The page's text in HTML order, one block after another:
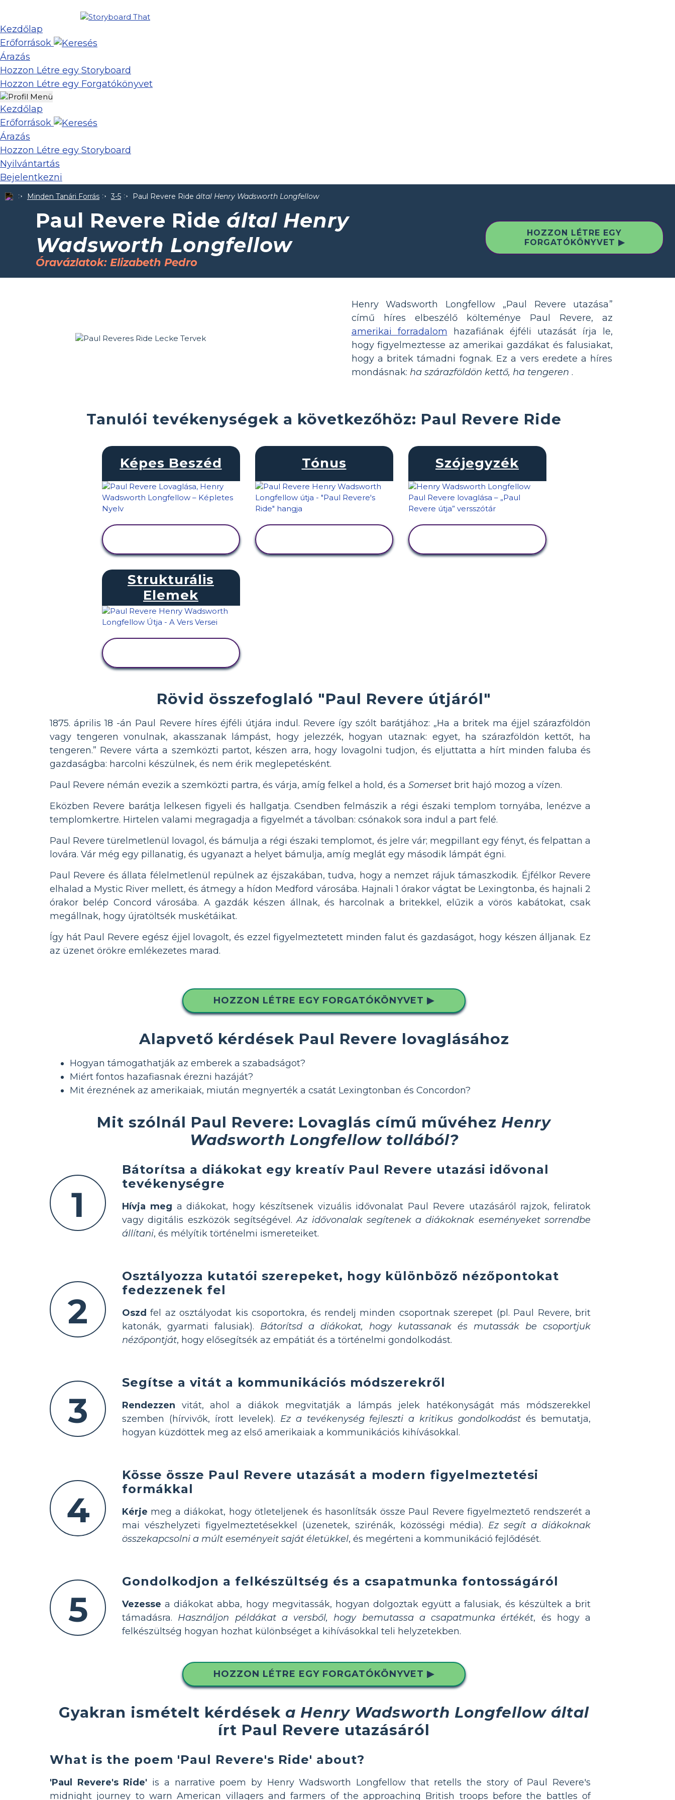
Kezdőlap
Erőforrások
Árazás
Hozzon Létre egy Storyboard
Hozzon Létre egy Forgatókönyvet
Kezdőlap
Erőforrások
Árazás
Hozzon Létre egy Storyboard
Nyilvántartás
Bejelentkezni
Minden Tanári Forrás 3-5 Paul Revere Ride által Henry Wadsworth Longfellow
Paul Revere Ride által Henry
Wadsworth Longfellow
Óravázlatok: Elizabeth Pedro
HOZZON LÉTRE EGY
FORGATÓKÖNYVET ▶
Henry Wadsworth Longfellow „Paul Revere utazása”
című híres elbeszélő költeménye Paul Revere, az
amerikai forradalom hazafiának éjféli utazását írja le,
hogy figyelmeztesse az amerikai gazdákat és falusiakat,
hogy a britek támadni fognak. Ez a vers eredete a híres
mondásnak: ha szárazföldön kettő, ha tengeren .
Tanulói tevékenységek a következőhöz: Paul Revere Ride
Képes Beszéd Tónus Szójegyzék
Strukturális
Elemek
Rövid összefoglaló "Paul Revere útjáról"
1875. április 18 -án Paul Revere híres éjféli útjára indul. Revere így szólt barátjához: „Ha a britek ma éjjel szárazföldön
vagy tengeren vonulnak, akasszanak lámpást, hogy jelezzék, hogyan utaznak: egyet, ha szárazföldön kettőt, ha
tengeren.” Revere várta a szemközti partot, készen arra, hogy lovagolni tudjon, és eljuttatta a hírt minden faluba és
gazdaságba: harcolni készülnek, és nem érik meglepetésként.
Paul Revere némán evezik a szemközti partra, és várja, amíg felkel a hold, és a Somerset brit hajó mozog a vízen.
Eközben Revere barátja lelkesen figyeli és hallgatja. Csendben felmászik a régi északi templom tornyába, lenézve a
templomkertre. Hirtelen valami megragadja a figyelmét a távolban: csónakok sora indul a part felé.
Paul Revere türelmetlenül lovagol, és bámulja a régi északi templomot, és jelre vár; megpillant egy fényt, és felpattan a
lovára. Vár még egy pillanatig, és ugyanazt a helyet bámulja, amíg meglát egy második lámpát égni.
Paul Revere és állata félelmetlenül repülnek az éjszakában, tudva, hogy a nemzet rájuk támaszkodik. Éjfélkor Revere
elhalad a Mystic River mellett, és átmegy a hídon Medford városába. Hajnali 1 órakor vágtat be Lexingtonba, és hajnali 2
órakor belép Concord városába. A gazdák készen állnak, és harcolnak a britekkel, elűzik a vörös kabátokat, csak
megállnak, hogy újratöltsék muskétáikat.
Így hát Paul Revere egész éjjel lovagolt, és ezzel figyelmeztetett minden falut és gazdaságot, hogy készen álljanak. Ez
az üzenet örökre emlékezetes marad.
HOZZON LÉTRE EGY FORGATÓKÖNYVET ▶
Alapvető kérdések Paul Revere lovaglásához
Hogyan támogathatják az emberek a szabadságot?
Miért fontos hazafiasnak érezni hazáját?
Mit éreznének az amerikaiak, miután megnyerték a csatát Lexingtonban és Concordon?
Mit szólnál Paul Revere: Lovaglás című művéhez Henry
Wadsworth Longfellow tollából?
1
Bátorítsa a diákokat egy kreatív Paul Revere utazási idővonal
tevékenységre
Hívja meg a diákokat, hogy készítsenek vizuális idővonalat Paul Revere utazásáról rajzok, feliratok
vagy digitális eszközök segítségével.Az idővonalak segítenek a diákoknak eseményeket sorrendbe
állítani, és mélyítik történelmi ismereteiket.
2
Osztályozza kutatói szerepeket, hogy különböző nézőpontokat
fedezzenek fel
Oszd fel az osztályodat kis csoportokra, és rendelj minden csoportnak szerepet (pl. Paul Revere, brit
katonák, gyarmati falusiak). Bátorítsd a diákokat, hogy kutassanak és mutassák be csoportjuk
nézőpontját, hogy elősegítsék az empátiát és a történelmi gondolkodást.
3
Segítse a vitát a kommunikációs módszerekről
Rendezzen vitát, ahol a diákok megvitatják a lámpás jelek hatékonyságát más módszerekkel
szemben (hírvivők, írott levelek). Ez a tevékenység fejleszti a kritikus gondolkodást és bemutatja,
hogyan küzdöttek meg az első amerikaiak a kommunikációs kihívásokkal.
4
Kösse össze Paul Revere utazását a modern figyelmeztetési
formákkal
Kérje meg a diákokat, hogy ötleteljenek és hasonlítsák össze Paul Revere figyelmeztető rendszerét a
mai vészhelyzeti figyelmeztetésekkel (üzenetek, szirénák, közösségi média). Ez segít a diákoknak
összekapcsolni a múlt eseményeit saját életükkel, és megérteni a kommunikáció fejlődését.
5
Gondolkodjon a felkészültség és a csapatmunka fontosságáról
Vezesse a diákokat abba, hogy megvitassák, hogyan dolgoztak együtt a falusiak, és készültek a brit
támadásra. Használjon példákat a versből, hogy bemutassa a csapatmunka értékét, és hogy a
felkészültség hogyan hozhat különbséget a kihívásokkal teli helyzetekben.
HOZZON LÉTRE EGY FORGATÓKÖNYVET ▶
Gyakran ismételt kérdések a Henry Wadsworth Longfellow által
írt Paul Revere utazásáról
What is the poem 'Paul Revere's Ride' about?
'Paul Revere's Ride' is a narrative poem by Henry Wadsworth Longfellow that retells the story of Paul Revere's
midnight journey to warn American villagers and farmers of the approaching British troops before the battles of